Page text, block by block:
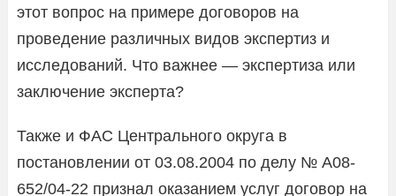
этот вопрос на примере договоров на
проведение различных видов экспертиз и
исследований. Что важнее — экспертиза или
заключение эксперта?
Также и ФАС Центрального округа в
постановлении от 03.08.2004 по делу № А08-
652/04-22 признал оказанием услуг договор на